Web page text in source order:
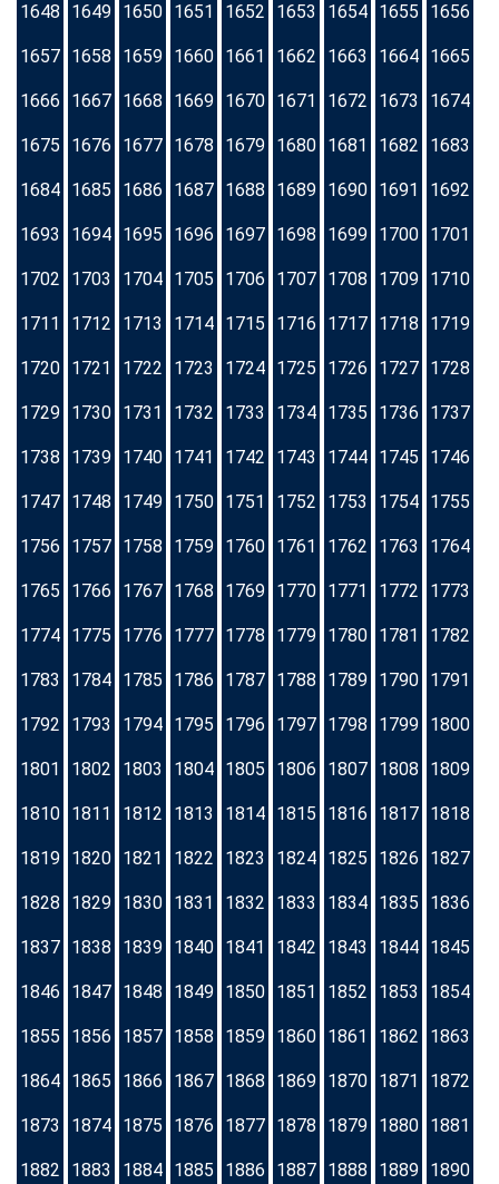
1648 1649 1650 1651 1652 1653 1654 1655 1656
1657 1658 1659 1660 1661 1662 1663 1664 1665
1666 1667 1668 1669 1670 1671 1672 1673 1674
1675 1676 1677 1678 1679 1680 1681 1682 1683
1684 1685 1686 1687 1688 1689 1690 1691 1692
1693 1694 1695 1696 1697 1698 1699 1700 1701
1702 1703 1704 1705 1706 1707 1708 1709 1710
1711 1712 1713 1714 1715 1716 1717 1718 1719
1720 1721 1722 1723 1724 1725 1726 1727 1728
1729 1730 1731 1732 1733 1734 1735 1736 1737
1738 1739 1740 1741 1742 1743 1744 1745 1746
1747 1748 1749 1750 1751 1752 1753 1754 1755
1756 1757 1758 1759 1760 1761 1762 1763 1764
1765 1766 1767 1768 1769 1770 1771 1772 1773
1774 1775 1776 1777 1778 1779 1780 1781 1782
1783 1784 1785 1786 1787 1788 1789 1790 1791
1792 1793 1794 1795 1796 1797 1798 1799 1800
1801 1802 1803 1804 1805 1806 1807 1808 1809
1810 1811 1812 1813 1814 1815 1816 1817 1818
1819 1820 1821 1822 1823 1824 1825 1826 1827
1828 1829 1830 1831 1832 1833 1834 1835 1836
1837 1838 1839 1840 1841 1842 1843 1844 1845
1846 1847 1848 1849 1850 1851 1852 1853 1854
1855 1856 1857 1858 1859 1860 1861 1862 1863
1864 1865 1866 1867 1868 1869 1870 1871 1872
1873 1874 1875 1876 1877 1878 1879 1880 1881
1882 1883 1884 1885 1886 1887 1888 1889 1890